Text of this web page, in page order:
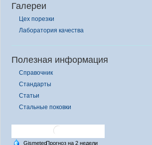
Галереи
Цех порезки
Лаборатория качества
Полезная информация
Справочник
Стандарты
Статьи
Стальные поковки